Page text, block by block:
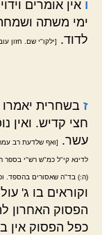
ו אין אומרים
ימי משתה
לדוד.
[ילקו"י שם. חזון
ז בשחרית
חצי קדיש. ואין
עשר.
[ואף שלדעת רב
לדינא קי"ל כמ"ש רש"י בספר
(ה:) בד"ה שאסורים בהספד.
וקוראים בו ג'
הפסוק האחרון
כפל הפסוק אין